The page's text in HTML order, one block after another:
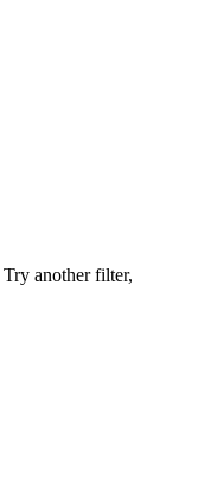
Try another filter,